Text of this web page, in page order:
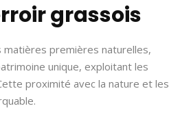
grassois
matières premières naturelles,
unique, exploitant les
proximité avec la nature et les